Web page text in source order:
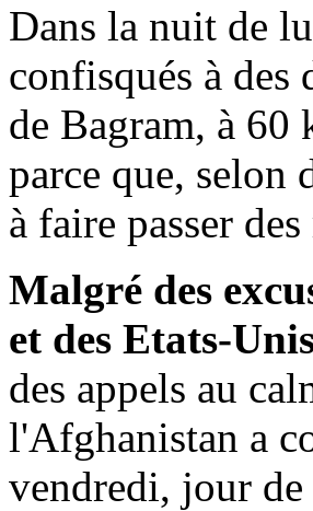
Dans la nuit de
confisqués à des
de Bagram, à 60
parce que, selon
à faire passer
Malgré des
et des Etats-
des appels au
l'Afghanistan a
vendredi, jour de